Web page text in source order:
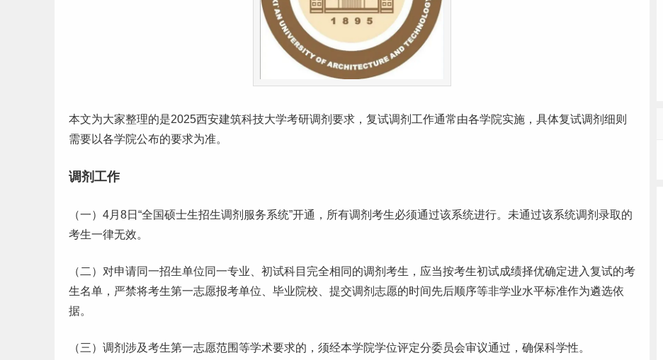
本文为大家整理的是2025西安建筑科技大学考研调剂要求，复试调剂 工作通常由各学院实施，具体复试调剂细则
需要以各学院公布的要求为准。
调剂工作
（一）4月8日“全国硕士生招生调剂服务系统”开通，所有调剂考生必须通过该系统进行。未通过该系统调剂录取的
考生一律无效。
（二）对申请同一招生单位同一专业、初试科目完全相同的调剂考生，应当按考生初试成绩择优确定进入复试的考
生名单，严禁将考生第一志愿报考单位、 毕业院校、提交调剂志愿的时间先后顺序等非学业水平标准作为遴选依
据。
（三）调剂涉及考生第一志愿范围等学术要求的，须经本学院学位评定分委员会审议通过，确保科学性。